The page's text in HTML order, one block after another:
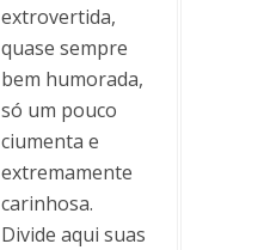
extrovertida,
quase sempre
bem humorada,
só um pouco
ciumenta e
extremamente
carinhosa.
Divide aqui suas